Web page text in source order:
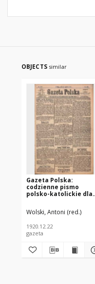
OBJECTS similar
Gazeta Polska:
codzienne pismo
polsko-katolickie dla
1920.12.22 R.24 Nr294
Wolski, Antoni (red.)
1920.12.22
gazeta